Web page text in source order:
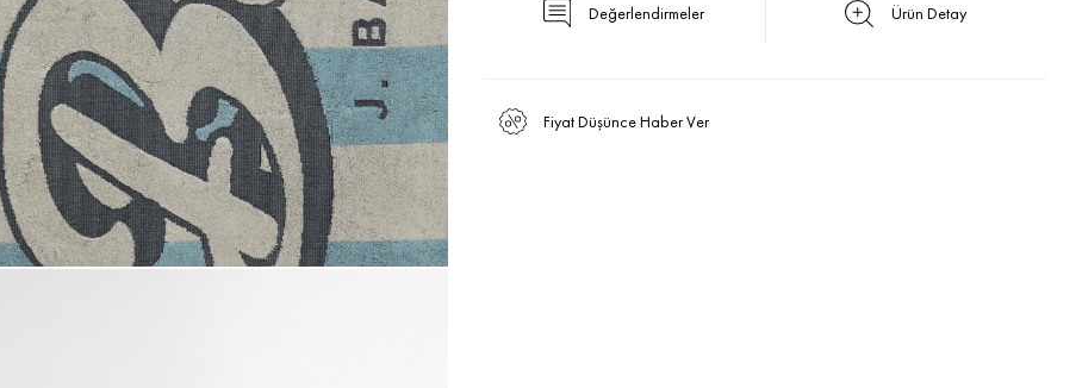
Değerlendirmeler Ürün Detay
Fiyat Düşünce Haber Ver